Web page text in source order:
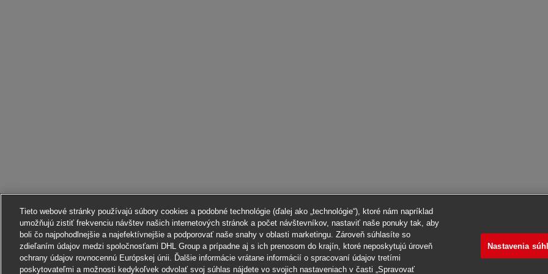
Tieto webové stránky používajú súbory cookies a podobné technológie (ďalej ako „technológie“), ktoré nám napríklad
umožňujú zistiť frekvenciu návštev našich internetových stránok a počet návštevníkov, nastaviť naše ponuky tak, aby
boli čo najpohodlnejšie a najefektívnejšie a podporovať naše snahy v oblasti marketingu. Zároveň súhlasíte so
zdieľaním údajov medzi spoločnosťami DHL Group a prípadne aj s ich prenosom do krajín, ktoré neposkytujú úroveň
ochrany údajov rovnocennú Európskej únii. Ďalšie informácie vrátane informácií o spracovaní údajov tretími
poskytovateľmi a možnosti kedykoľvek odvolať svoj súhlas nájdete vo svojich nastaveniach v časti „Spravovať
Nastavenia